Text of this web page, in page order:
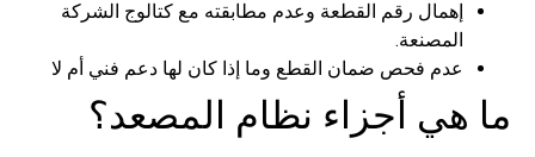
إهمال رقم القطعة وعدم مطابقته مع كتالوج الشركة
المصنعة.
عدم فحص ضمان القطع وما إذا كان لها دعم فني أم لا
ما هي أجزاء نظام المصعد؟